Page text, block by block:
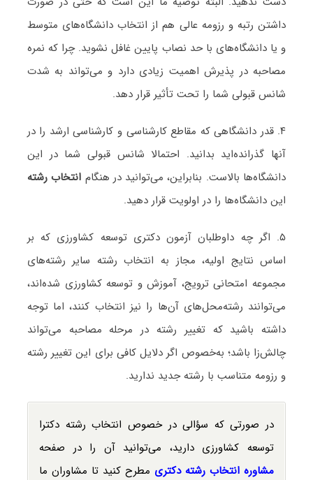
داشتن رتبه و رزومه عالی هم از انتخاب دانشگاه‌های متوسط
و یا دانشگاه‌های با حد نصاب پایین غافل نشوید. چرا که نمره
مصاحبه در پذیرش اهمیت زیادی دارد و می‌تواند به شدت
شانس قبولی شما را تحت تأثیر قرار دهد.
۴. قدر دانشگاهی که مقاطع کارشناسی و کارشناسی ارشد را در
آنها گذرانده‌اید بدانید. احتمالا شانس قبولی شما در این
دانشگاه‌ها بالاست. بنابراین، می‌توانید در هنگام انتخاب رشته
این دانشگاه‌ها را در اولویت قرار دهید.
۵. اگر چه داوطلبان آزمون دکتری توسعه کشاورزی که بر
اساس نتایج اولیه، مجاز به انتخاب رشته سایر رشته‌های
مجموعه امتحانی ترویج، آموزش و توسعه کشاورزی شده‌اند،
می‌توانند رشته‌محل‌های آن‌ها را نیز انتخاب کنند، اما توجه
داشته باشید که تغییر رشته در مرحله مصاحبه می‌تواند
چالش‌زا باشد؛ به‌خصوص اگر دلایل کافی برای این تغییر رشته
و رزومه متناسب با رشته جدید ندارید.
در صورتی که سؤالی در خصوص انتخاب رشته دکترا
توسعه کشاورزی دارید، می‌توانید آن را در صفحه
مشاوره انتخاب رشته دکتری مطرح کنید تا مشاوران ما